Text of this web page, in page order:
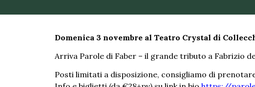
Domenica 3 novembre al Teatro Crystal di
Arriva Parole di Faber – il grande tributo a Fabrizio
Posti limitati a disposizione, consigliamo di